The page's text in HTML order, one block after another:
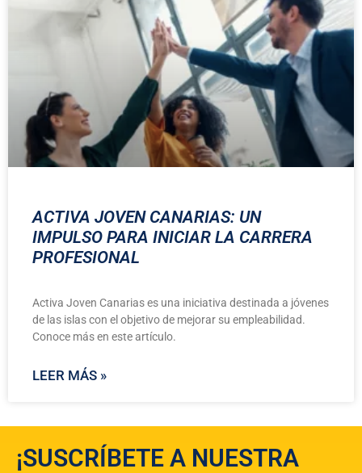
ACTIVA JOVEN CANARIAS: UN
IMPULSO PARA INICIAR LA CARRERA
PROFESIONAL
Activa Joven Canarias es una iniciativa destinada a jóvenes
de las islas con el objetivo de mejorar su empleabilidad.
Conoce más en este artículo.
LEER MÁS »
¡SUSCRÍBETE A NUESTRA